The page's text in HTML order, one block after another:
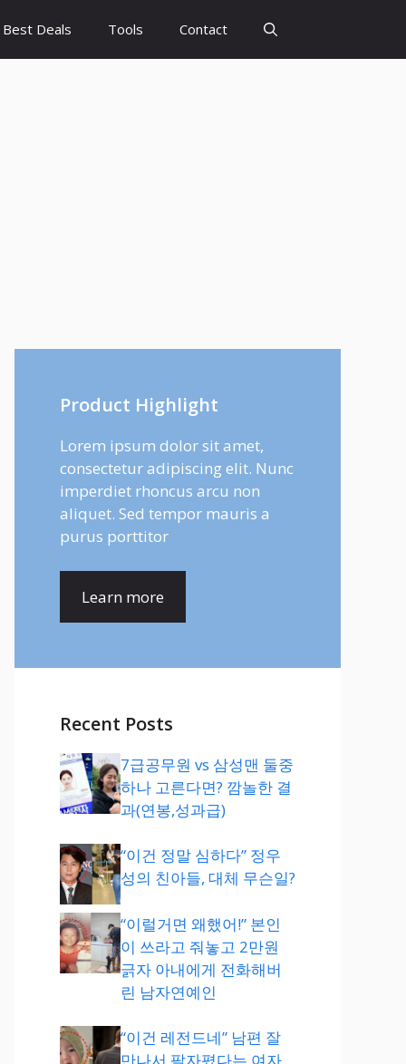
Best Deals Tools Contact
Product Highlight
Lorem ipsum dolor sit amet,
consectetur adipiscing elit. Nunc
imperdiet rhoncus arcu non
aliquet. Sed tempor mauris a
purus porttitor
Learn more
Recent Posts
7급공무원 vs 삼성맨 둘중
하나 고른다면? 깜놀한 결
과(연봉,성과급)
“이건 정말 심하다” 정우
성의 친아들, 대체 무슨일?
“이럴거면 왜했어!” 본인
이 쓰라고 줘놓고 2만원
긁자 아내에게 전화해버
린 남자연예인
“이건 레전드네” 남편 잘